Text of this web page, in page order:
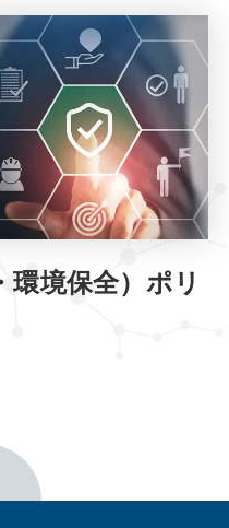
環境保全）ポリ